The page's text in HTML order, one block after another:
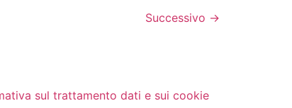
Successivo →
sul trattamento dati e sui cookie